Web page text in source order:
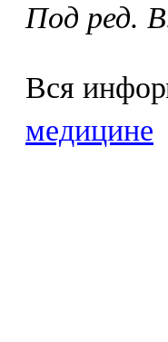
Под ред.
Вся
медицине